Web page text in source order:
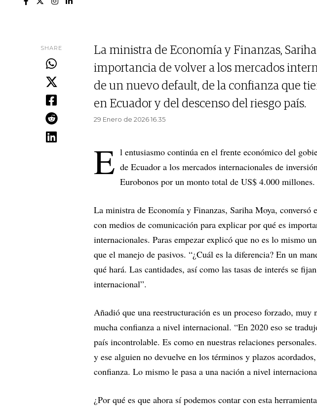
SHARE
La ministra de Economía y Finanzas,
importancia de volver a los mercados
de un nuevo default, de la confianza que
en Ecuador y del descenso del riesgo país.
29 Enero de 2026 16.35
E l entusiasmo continúa en el frente económico del
de Ecuador a los mercados internacionales de
Eurobonos por un monto total de US$ 4.000 millones.
La ministra de Economía y Finanzas, Sariha Moya, conversó
con medios de comunicación para explicar por qué es
internacionales. Paras empezar explicó que no es lo mismo
que el manejo de pasivos. “¿Cuál es la diferencia? En un
qué hará. Las cantidades, así como las tasas de interés se
internacional”.
Añadió que una reestructuración es un proceso forzado, muy
mucha confianza a nivel internacional. “En 2020 eso se
país incontrolable. Es como en nuestras relaciones
y ese alguien no devuelve en los términos y plazos
confianza. Lo mismo le pasa a una nación a nivel
¿Por qué es que ahora sí podemos contar con esta